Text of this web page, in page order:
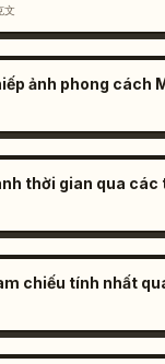
文
thời gian qua các
chiếu tính nhất